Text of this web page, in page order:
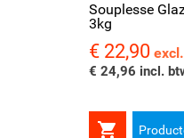
Souplesse
3kg
Prijs
€ 22,90
€ 24,96 incl.
